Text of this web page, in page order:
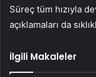
Süreç tüm hızıyla
açıklamaları da
İlgili Makaleler